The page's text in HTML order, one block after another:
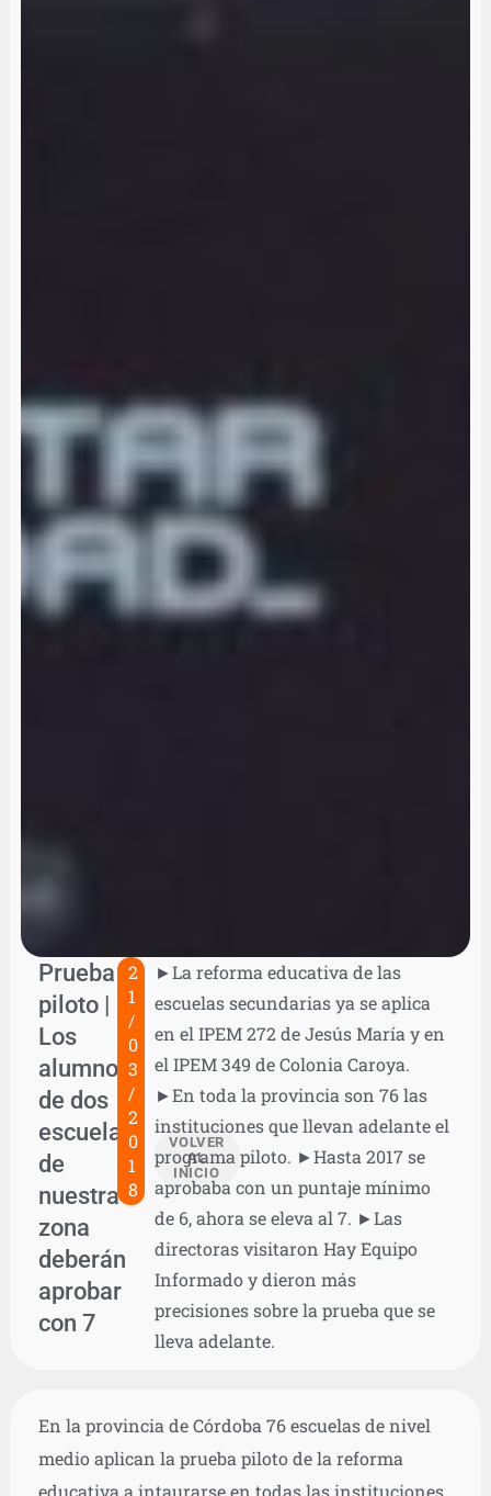
Prueba
piloto |
Los
alumnos
de dos
escuelas
de
nuestra
zona
deberán
aprobar
con 7
2
1
/
0
3
/
2
0
1
8
VOLVER
AL
INICIO
►La reforma educativa de las
escuelas secundarias ya se aplica
en el IPEM 272 de Jesús María y en
el IPEM 349 de Colonia Caroya.
►En toda la provincia son 76 las
instituciones que llevan adelante el
programa piloto. ►Hasta 2017 se
aprobaba con un puntaje mínimo
de 6, ahora se eleva al 7. ►Las
directoras visitaron Hay Equipo
Informado y dieron más
precisiones sobre la prueba que se
lleva adelante.
En la provincia de Córdoba 76 escuelas de nivel
medio aplican la prueba piloto de la reforma
educativa a intaurarse en todas las instituciones